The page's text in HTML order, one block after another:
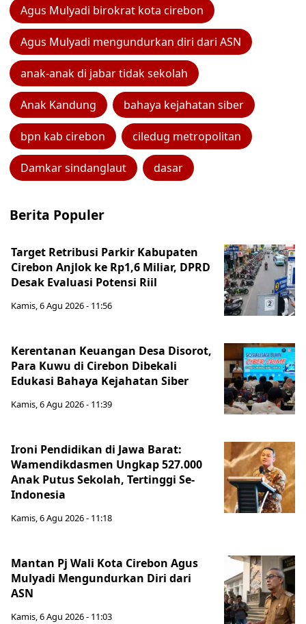
Agus Mulyadi birokrat kota cirebon
Agus Mulyadi mengundurkan diri dari ASN
anak-anak di jabar tidak sekolah
Anak Kandung bahaya kejahatan siber
bpn kab cirebon ciledug metropolitan
Damkar sindanglaut dasar
Berita Populer
Target Retribusi Parkir Kabupaten
Cirebon Anjlok ke Rp1,6 Miliar, DPRD
Desak Evaluasi Potensi Riil
Kamis, 6 Agu 2026 - 11:56
Kerentanan Keuangan Desa Disorot,
Para Kuwu di Cirebon Dibekali
Edukasi Bahaya Kejahatan Siber
Kamis, 6 Agu 2026 - 11:39
Ironi Pendidikan di Jawa Barat:
Wamendikdasmen Ungkap 527.000
Anak Putus Sekolah, Tertinggi Se-
Indonesia
Kamis, 6 Agu 2026 - 11:18
Mantan Pj Wali Kota Cirebon Agus
Mulyadi Mengundurkan Diri dari
ASN
Kamis, 6 Agu 2026 - 11:03